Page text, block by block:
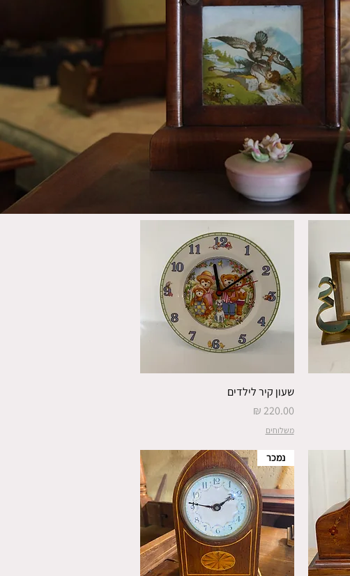
שעון קיר לילדים
מחיר
משלוחים
נמכר